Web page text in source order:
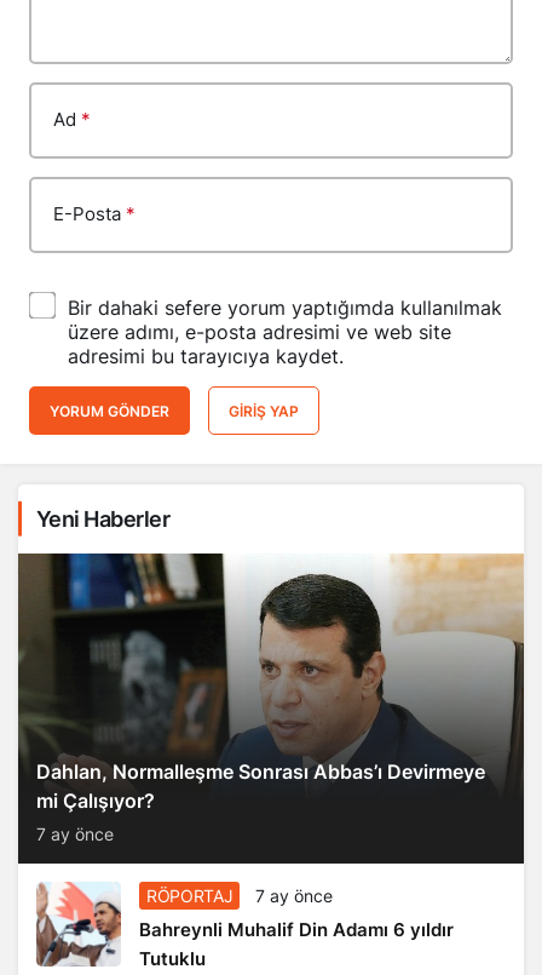
Ad *
E-Posta *
Bir dahaki sefere yorum yaptığımda kullanılmak
üzere adımı, e-posta adresimi ve web site
adresimi bu tarayıcıya kaydet.
YORUM GÖNDER GIRIŞ YAP
Yeni Haberler
Dahlan, Normalleşme Sonrası Abbas’ı Devirmeye
mi Çalışıyor?
7 ay önce
RÖPORTAJ 7 ay önce
Bahreynli Muhalif Din Adamı 6 yıldır
Tutuklu